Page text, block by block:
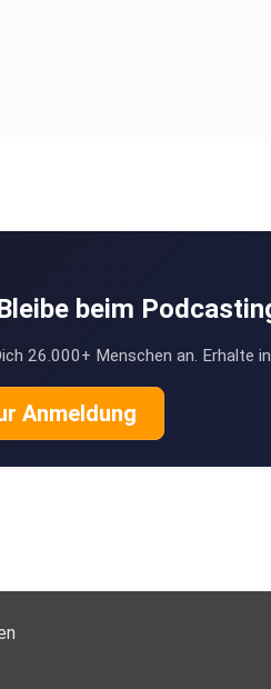
beim
26.000+ Menschen an. Erhalte
Anmeldung